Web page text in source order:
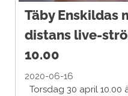
Täby Enskildas
distans live-
10.00
2020-06-16
Torsdag 30 april 10.00